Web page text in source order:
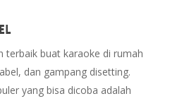
terbaik buat karaoke di rumah
dan gampang disetting.
yang bisa dicoba adalah